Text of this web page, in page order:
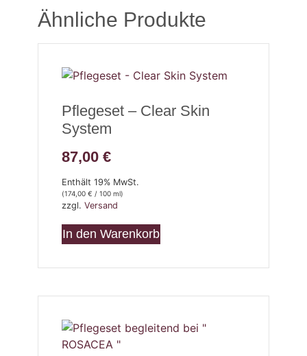
Ähnliche Produkte
Pflegeset – Clear Skin
System
87,00 €
Enthält 19% MwSt.
(174,00 € / 100 ml)
zzgl. Versand
In den Warenkorb